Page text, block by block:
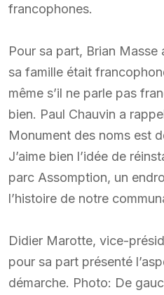
francophones.
Pour sa part, Brian Masse
sa famille était
même s’il ne parle pas
bien. Paul Chauvin a
Monument des noms est
J’aime bien l’idée de
parc Assomption, un
l’histoire de notre
Didier Marotte, vice-
pour sa part présenté
démarche. Photo: De